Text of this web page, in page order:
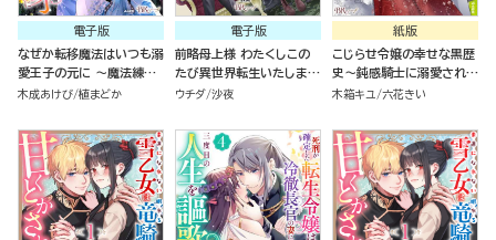
電子版
なぜか転移魔法はいつも溺
愛王子の元に ～魔法練習
中の皇女は、初恋こじらせ
ク版 （2）
木成あけび 植まどか
電子版
前略母上様 わたくしこの
たび異世界転生いたしまし
て、悪役令嬢になりました
ウチダ 沙夜
紙版
こじらせ令嬢の幸せな黒歴
史～鈍感騎士に溺愛される
ための秘密のアプローチ～
木箱キユ 六花きい